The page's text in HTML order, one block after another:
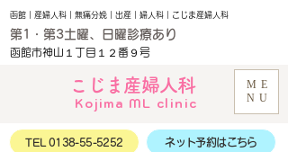
こじま産婦人科
Kojima ML clinic
ME
NU
第1・第3土曜、日曜診療あり
ネット予約はこちら
TEL 0138-55-5252
函館市神山１丁目１２番９号
函館｜産婦人科｜無痛分娩｜出産｜婦人科｜こじま産婦人科